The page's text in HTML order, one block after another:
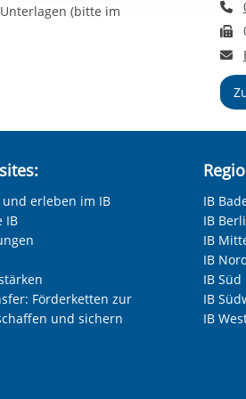
Cookies, die erforderlich zur
Funktionen sind. Diese
(bitte im
erleben im IB
IB
Förderketten zur
und sichern
IB
IB
IB
IB
IB Süd
IB
IB